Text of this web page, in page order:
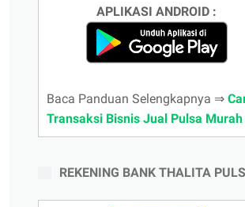
APLIKASI ANDROID :
Baca Panduan Selengkapnya ⇒
Transaksi Bisnis Jual Pulsa Murah
REKENING BANK THALITA